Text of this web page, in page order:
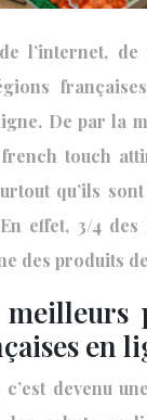
l’internet,
De par la
touch
qu’ils
effet, 3/4
des produits
en
c’est devenu